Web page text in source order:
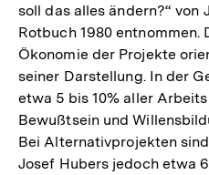
soll das alles ändern?“ von
Rotbuch 1980 entnommen.
Ökonomie der Projekte
seiner Darstellung. In der
etwa 5 bis 10% aller
Bewußtsein und
Bei Alternativprojekten
Josef Hubers jedoch etwa